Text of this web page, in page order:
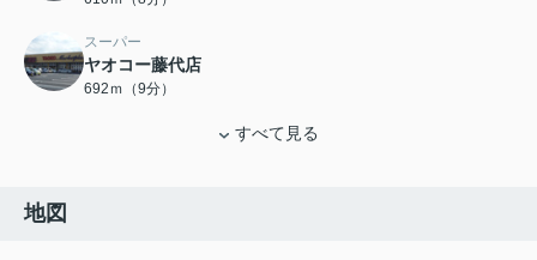
スーパー
ヤオコー藤代店
692ｍ（9分）
すべて見る
地図